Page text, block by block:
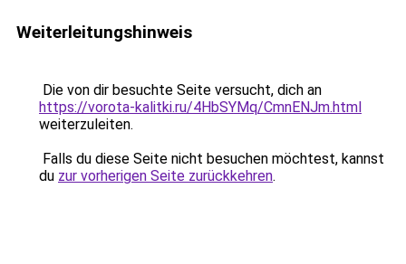
Weiterleitungshinweis
Die von dir besuchte Seite versucht, dich an
https://vorota-kalitki.ru/4HbSYMq/CmnENJm.html
weiterzuleiten.
Falls du diese Seite nicht besuchen möchtest, kannst
du zur vorherigen Seite zurückkehren.